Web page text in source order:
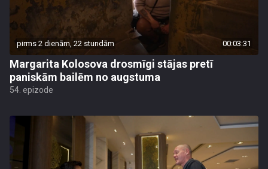
pirms 2 dienām, 22 stundām 00:03:31
Margarita Kolosova drosmīgi stājas pretī
paniskām bailēm no augstuma
54. epizode